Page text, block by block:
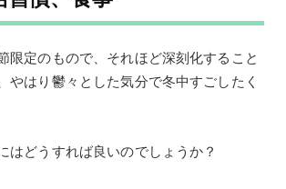
限定のもので、それほど深刻化すること
やはり鬱々とした気分で冬中すごしたく
はどうすれば良いのでしょうか？